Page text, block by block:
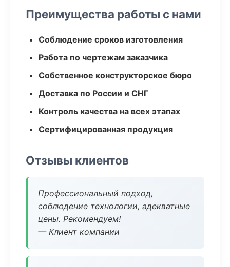
Преимущества работы с нами
Соблюдение сроков изготовления
Работа по чертежам заказчика
Собственное конструкторское бюро
Доставка по России и СНГ
Контроль качества на всех этапах
Сертифицированная продукция
Отзывы клиентов
Профессиональный подход,
соблюдение технологии, адекватные
цены. Рекомендуем!
— Клиент компании